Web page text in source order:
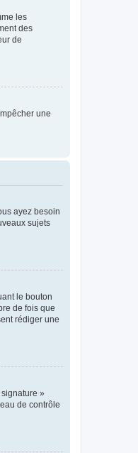
les
des
de
une
ayez besoin
sujets
le bouton
de fois que
rédiger une
»
de contrôle